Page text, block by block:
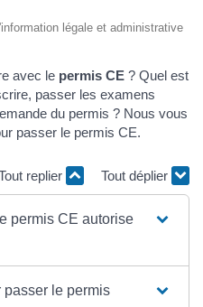
légale et administrative
avec le permis CE ? Quel est
passer les examens
du permis ? Nous vous
passer le permis CE.
replier Tout déplier
permis CE autorise
le permis